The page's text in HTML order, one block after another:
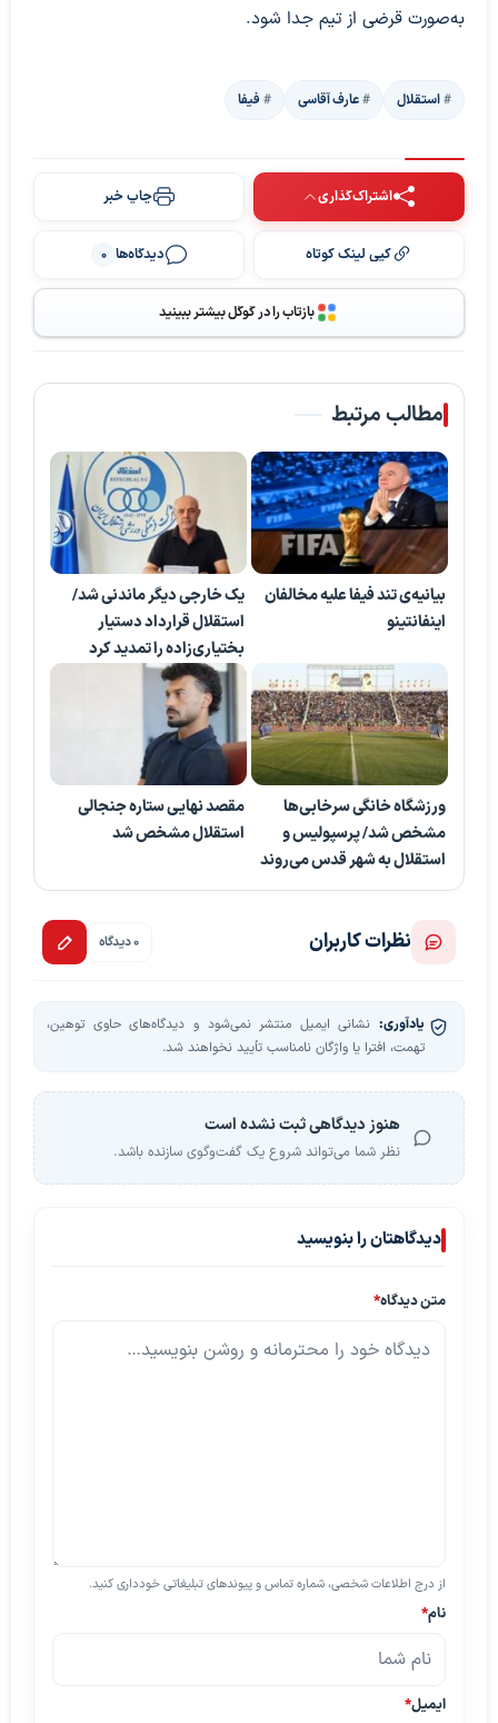
به‌صورت قرضی از تیم جدا شود.
استقلال عارف آقاسی فیفا
اشتراک‌گذاری چاپ خبر
کپی لینک کوتاه دیدگاه‌ها 0
بازتاب را در گوگل بیشتر ببینید
مطالب مرتبط
بیانیه‌ی تند فیفا علیه مخالفان
اینفانتینو
یک خارجی دیگر ماندنی شد/
استقلال قرارداد دستیار
بختیاری‌زاده را تمدید کرد
ورزشگاه خانگی سرخابی‌ها
مشخص شد/ پرسپولیس و
استقلال به شهر قدس می‌روند
مقصد نهایی ستاره جنجالی
استقلال مشخص شد
نظرات کاربران 0 دیدگاه
یادآوری: نشانی ایمیل منتشر نمی‌شود و دیدگاه‌های حاوی توهین،
تهمت، افترا یا واژگان نامناسب تأیید نخواهند شد.
هنوز دیدگاهی ثبت نشده است
نظر شما می‌تواند شروع یک گفت‌وگوی سازنده باشد.
دیدگاهتان را بنویسید
متن دیدگاه*
از درج اطلاعات شخصی، شماره تماس و پیوندهای تبلیغاتی خودداری کنید.
نام*
ایمیل*